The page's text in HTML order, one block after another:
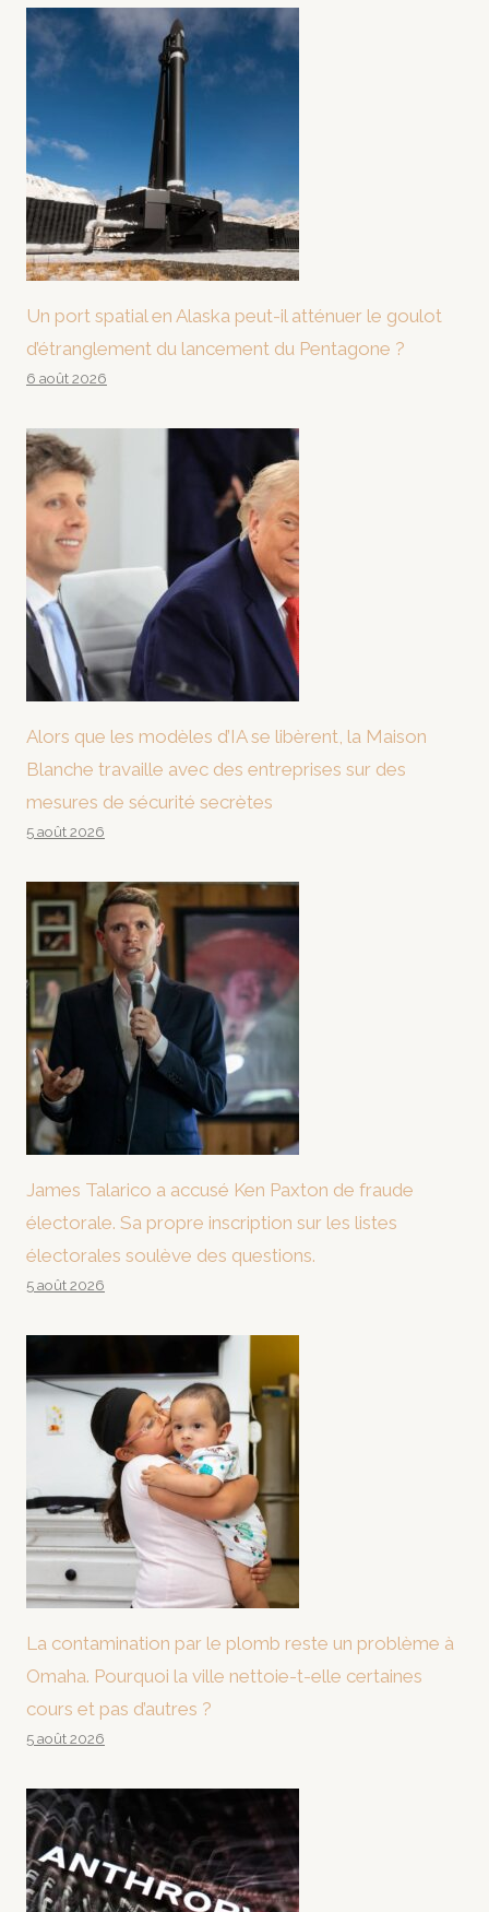
Un port spatial en Alaska peut-il atténuer le goulot
d’étranglement du lancement du Pentagone ?
6 août 2026
Alors que les modèles d’IA se libèrent, la Maison
Blanche travaille avec des entreprises sur des
mesures de sécurité secrètes
5 août 2026
James Talarico a accusé Ken Paxton de fraude
électorale. Sa propre inscription sur les listes
électorales soulève des questions.
5 août 2026
La contamination par le plomb reste un problème à
Omaha. Pourquoi la ville nettoie-t-elle certaines
cours et pas d’autres ?
5 août 2026